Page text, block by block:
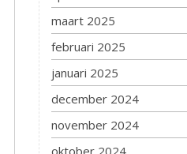
maart 2025
februari 2025
januari 2025
december 2024
november 2024
oktober 2024